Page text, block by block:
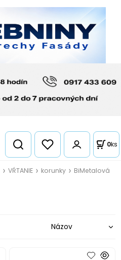
0ks
VŔTANIE korunky BiMetalová